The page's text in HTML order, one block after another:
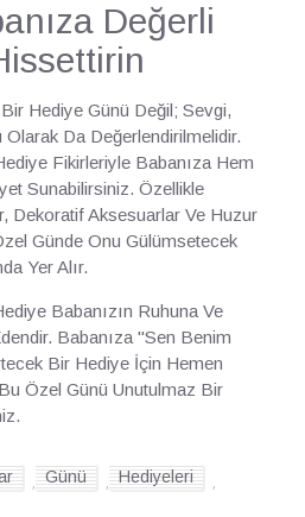
Değerli
Hediye Günü Değil; Sevgi,
Olarak Da Değerlendirilmelidir.
Fikirleriyle Babanıza Hem
Sunabilirsiniz. Özellikle
Dekoratif Aksesuarlar Ve Huzur
Günde Onu Gülümsetecek
Yer Alır.
Babanızın Ruhuna Ve
Babanıza "Sen Benim
Bir Hediye İçin Hemen
Özel Günü Unutulmaz Bir
Günü Hediyeleri